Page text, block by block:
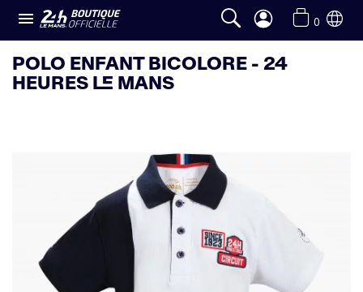
 0
POLO ENFANT BICOLORE - 24
HEURES LE MANS